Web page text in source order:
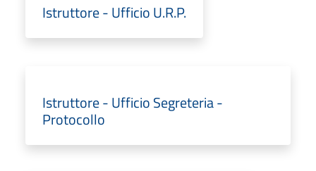
Istruttore - Ufficio U.R.P.
Istruttore - Ufficio Segreteria -
Protocollo